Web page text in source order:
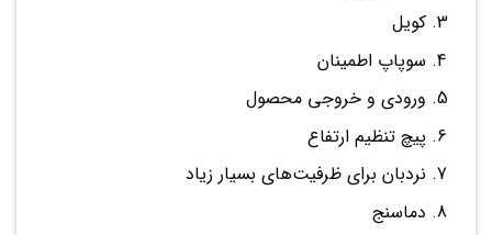
کویل
سوپاپ اطمینان
ورودی و خروجی محصول
پیچ تنظیم ارتفاع
نردبان برای ظرفیت‌های بسیار زیاد
دماسنج